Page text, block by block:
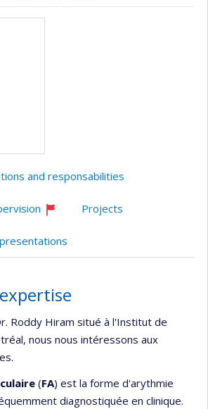
PubMedLinkedInGoogle
and responsabilities
recruiting
Projects
Roddy Hiram situé à l'Institut de
nous nous intéressons aux
(FA) est la forme d'arythmie
diagnostiquée en clinique.